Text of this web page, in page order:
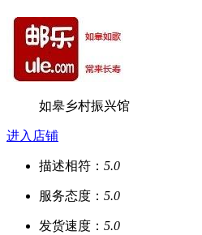
如皋乡村振兴馆
进入店铺
描述相符： 5.0
服务态度： 5.0
发货速度： 5.0